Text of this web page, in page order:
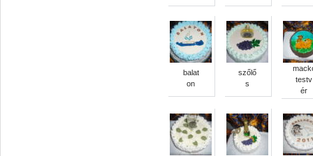
balat
on
szőlő
s
testv
ér